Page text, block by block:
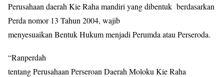
Perusahaan daerah Kie Raha mandiri yang dibentuk berdasarkan
Perda nomor 13 Tahun 2004, wajib
menyesuaikan Bentuk Hukum menjadi Perumda atau Perseroda.
“Ranperdah
tentang Perusahaan Perseroan Daerah Moloku Kie Raha